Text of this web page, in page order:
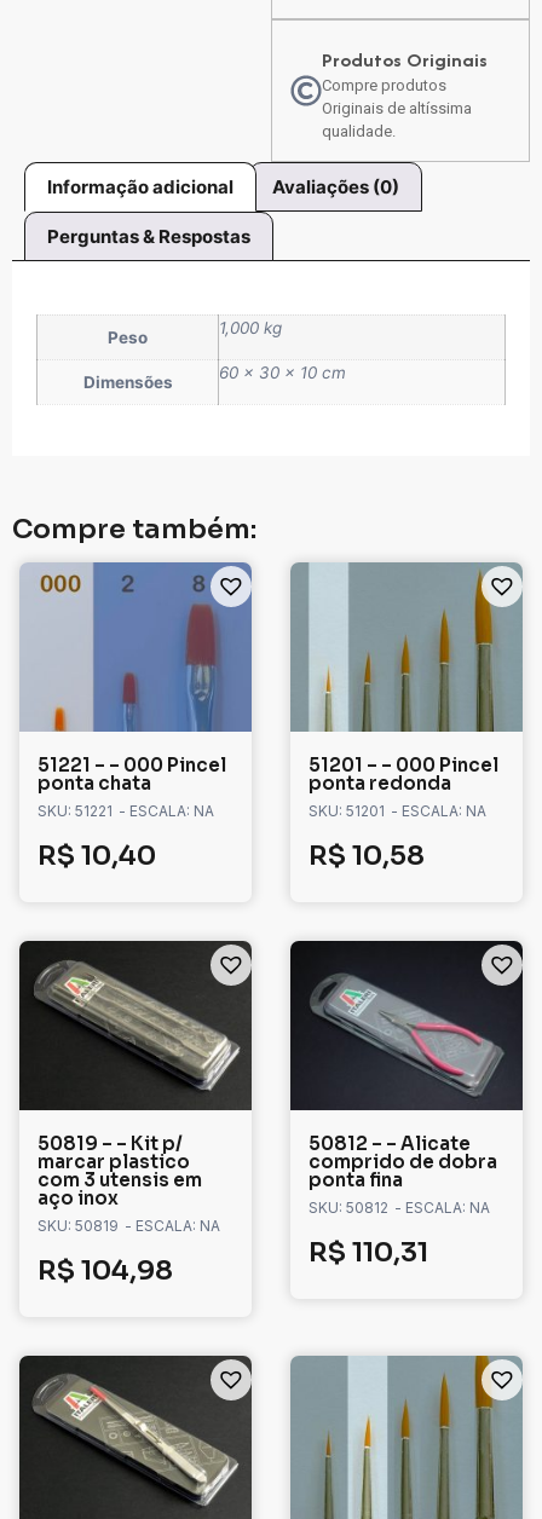
Produtos Originais
Compre produtos
Originais de altíssima
qualidade.
Informação adicional Avaliações (0)
Perguntas & Respostas
Peso 1,000 kg
Dimensões 60 × 30 × 10 cm
Compre também:
51221 – – 000 Pincel
ponta chata
SKU: 51221 - ESCALA: NA
R$ 10,40
51201 – – 000 Pincel
ponta redonda
SKU: 51201 - ESCALA: NA
R$ 10,58
50819 – – Kit p/
marcar plastico
com 3 utensis em
aço inox
SKU: 50819 - ESCALA: NA
R$ 104,98
50812 – – Alicate
comprido de dobra
ponta fina
SKU: 50812 - ESCALA: NA
R$ 110,31